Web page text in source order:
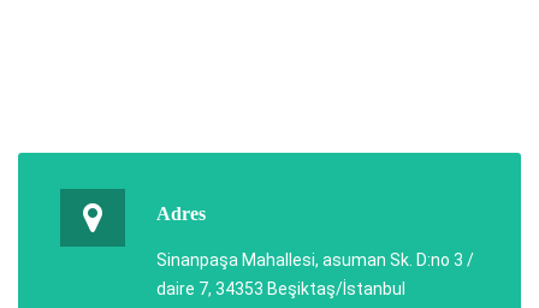
Adres
Sinanpaşa Mahallesi, asuman Sk. D:no 3 /
daire 7, 34353 Beşiktaş/İstanbul